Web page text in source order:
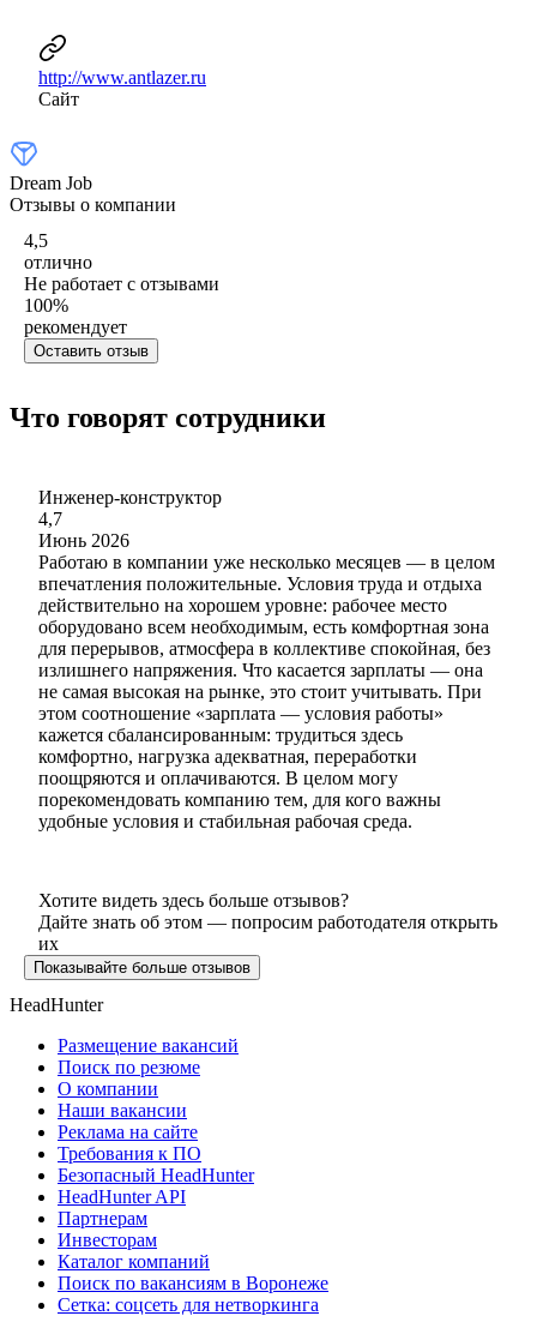
http://www.antlazer.ru
Сайт
Dream Job
Отзывы о компании
4,5
отлично
Не работает с отзывами
100%
рекомендует
Оставить отзыв
Что говорят сотрудники
Инженер-конструктор
4,7
Июнь 2026
Работаю в компании уже несколько месяцев — в целом
впечатления положительные. Условия труда и отдыха
действительно на хорошем уровне: рабочее место
оборудовано всем необходимым, есть комфортная зона
для перерывов, атмосфера в коллективе спокойная, без
излишнего напряжения. Что касается зарплаты — она
не самая высокая на рынке, это стоит учитывать. При
этом соотношение «зарплата — условия работы»
кажется сбалансированным: трудиться здесь
комфортно, нагрузка адекватная, переработки
поощряются и оплачиваются. В целом могу
порекомендовать компанию тем, для кого важны
удобные условия и стабильная рабочая среда.
Хотите видеть здесь больше отзывов?
Дайте знать об этом — попросим работодателя открыть
их
Показывайте больше отзывов
HeadHunter
Размещение вакансий
Поиск по резюме
О компании
Наши вакансии
Реклама на сайте
Требования к ПО
Безопасный HeadHunter
HeadHunter API
Партнерам
Инвесторам
Каталог компаний
Поиск по вакансиям в Воронеже
Сетка: соцсеть для нетворкинга